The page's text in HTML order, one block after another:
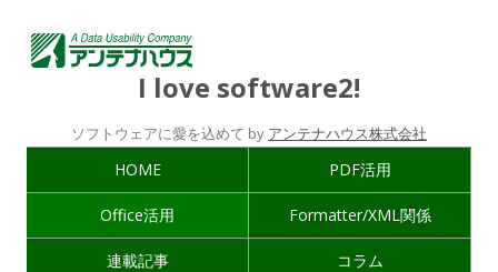
I love software2!
ソフトウェアに愛を込めて by アンテナハウス株式会社
HOME PDF活用
Office活用 Formatter/XML関係
連載記事 コラム